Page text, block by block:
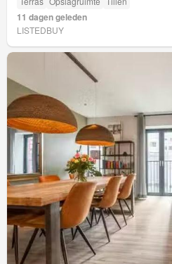
11 dagen geleden
LISTEDBUY